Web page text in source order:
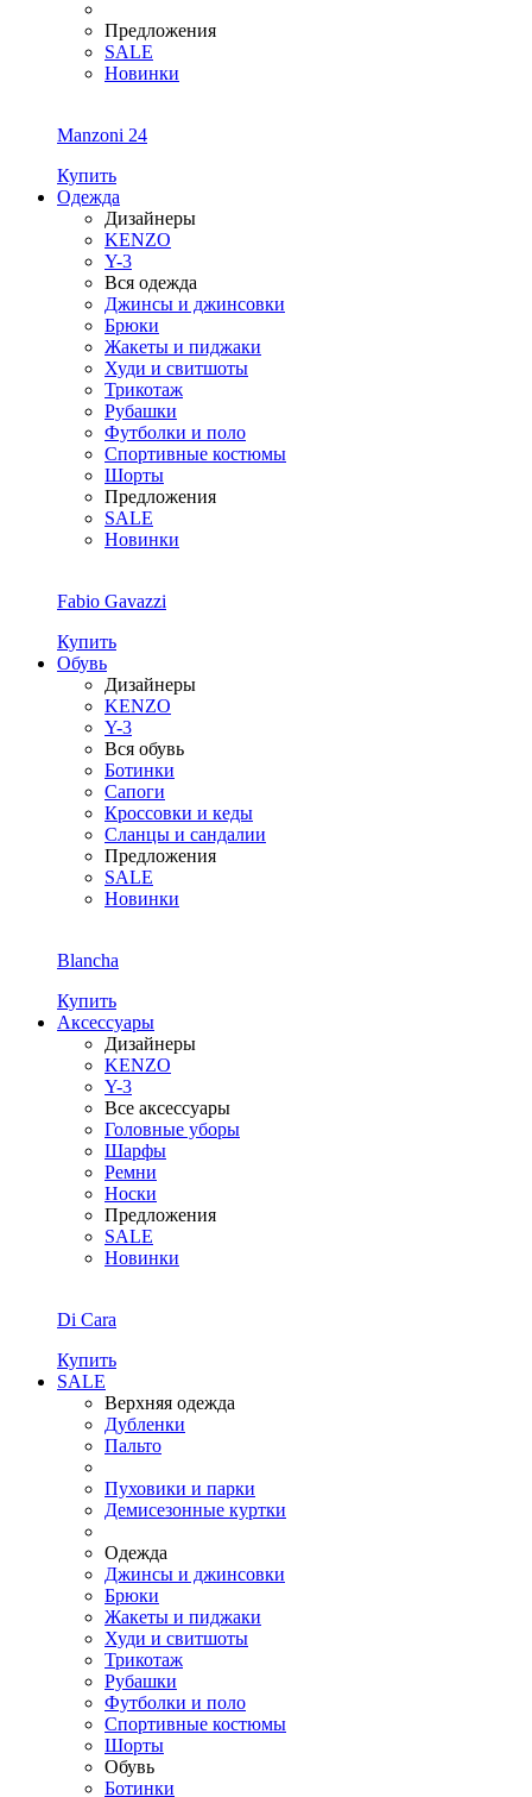
Предложения
SALE
Новинки
Manzoni 24
Купить
Одежда
Дизайнеры
KENZO
Y-3
Вся одежда
Джинсы и джинсовки
Брюки
Жакеты и пиджаки
Худи и свитшоты
Трикотаж
Рубашки
Футболки и поло
Спортивные костюмы
Шорты
Предложения
SALE
Новинки
Fabio Gavazzi
Купить
Обувь
Дизайнеры
KENZO
Y-3
Вся обувь
Ботинки
Сапоги
Кроссовки и кеды
Сланцы и сандалии
Предложения
SALE
Новинки
Blancha
Купить
Аксессуары
Дизайнеры
KENZO
Y-3
Все аксессуары
Головные уборы
Шарфы
Ремни
Носки
Предложения
SALE
Новинки
Di Cara
Купить
SALE
Верхняя одежда
Дубленки
Пальто
Пуховики и парки
Демисезонные куртки
Одежда
Джинсы и джинсовки
Брюки
Жакеты и пиджаки
Худи и свитшоты
Трикотаж
Рубашки
Футболки и поло
Спортивные костюмы
Шорты
Обувь
Ботинки